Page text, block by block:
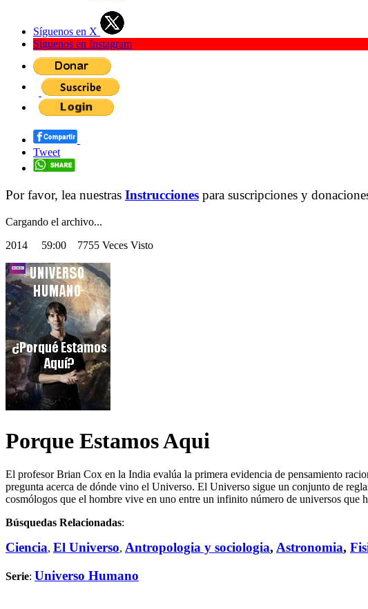
Síguenos en X
Síguenos en Instagram
Tweet
Por favor, lea nuestras Instrucciones para suscripciones y
Cargando el archivo...
2014 59:00 7755 Veces Visto
Porque Estamos Aqui
El profesor Brian Cox en la India evalúa la primera evidencia de pensamiento
pregunta acerca de dónde vino el Universo. El Universo sigue un conjunto de
cosmólogos que el hombre vive en uno entre un infinito número de universos que
Búsquedas Relacionadas:
Ciencia, El Universo, Antropologia y sociologia, Astronomia,
Serie: Universo Humano